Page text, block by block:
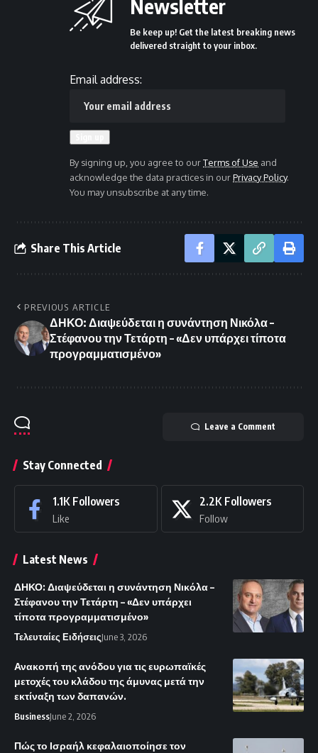
Newsletter
Be keep up! Get the latest breaking news
delivered straight to your inbox.
Email address:
By signing up, you agree to ourTerms of Use and
acknowledge the data practices in ourPrivacy Policy.
You may unsubscribe at any time.
Share This Article
PREVIOUS ARTICLE
ΔΗΚΟ: Διαψεύδεται η συνάντηση Νικόλα –
Στέφανου την Τετάρτη – «Δεν υπάρχει τίποτα
προγραμματισμένο»
Leave a Comment
Stay Connected
1.1K Followers
Like
2.2K Followers
Follow
Latest News
ΔΗΚΟ: Διαψεύδεται η συνάντηση Νικόλα –
Στέφανου την Τετάρτη – «Δεν υπάρχει
τίποτα προγραμματισμένο»
Τελευταίες ΕιδήσειςJune 3, 2026
Ανακοπή της ανόδου για τις ευρωπαϊκές
μετοχές του κλάδου της άμυνας μετά την
εκτίναξη των δαπανών.
BusinessJune 2, 2026
Πώς το Ισραήλ κεφαλαιοποίησε τον